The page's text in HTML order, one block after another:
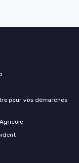
pour vos démarches